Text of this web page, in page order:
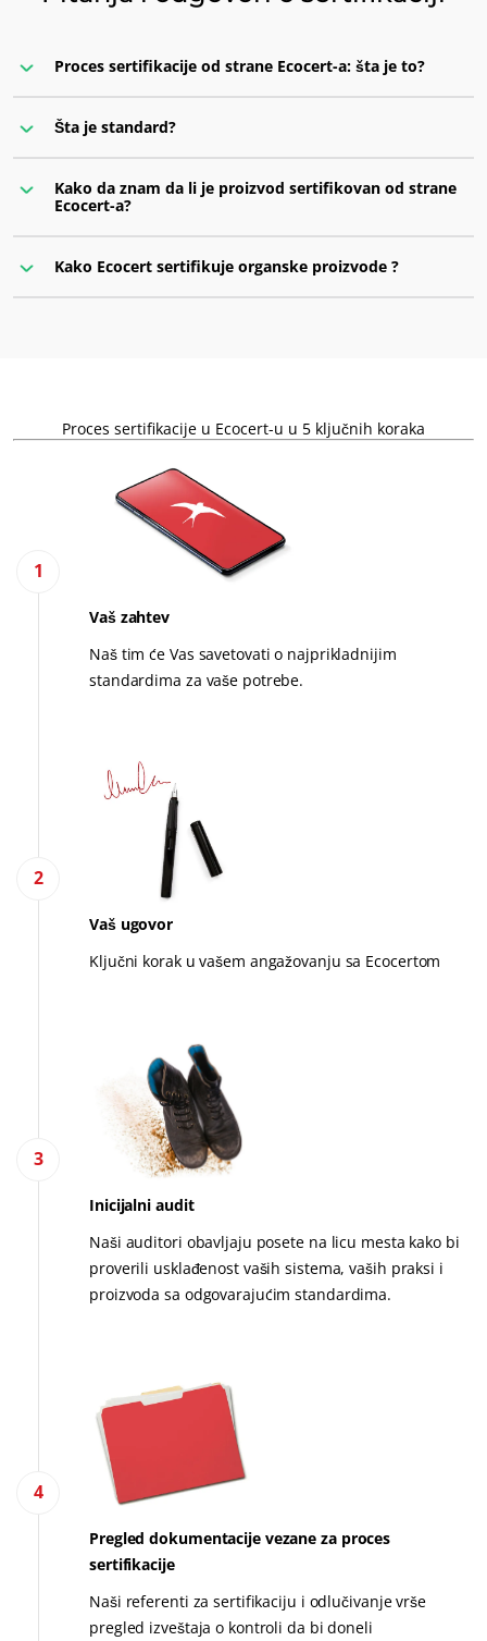
NAŠI POSLOVNI SEKTORI
Proizvodi za održavanje kuće
Одрживи материјали
Proces sertifikacije od strane Ecocert-a: šta je to?
Šta je standard?
Kako da znam da li je proizvod sertifikovan od strane
Ecocert-a?
Natpis „Sertifikovano od strane Ecocert-a“
po kojem se vrši sertifikacija
RS-ORG-154
Kako Ecocert sertifikuje organske proizvode ?
Proces sertifikacije u Ecocert-u u 5 ključnih koraka
1
Vaš zahtev
Naš tim će Vas savetovati o najprikladnijim
standardima za vaše potrebe.
2
Vaš ugovor
Ključni korak u vašem angažovanju sa Ecocertom
3
Inicijalni audit
Naši auditori obavljaju posete na licu mesta kako bi
proverili usklađenost vaših sistema, vaših praksi i
proizvoda sa odgovarajućim standardima.
4
Pregled dokumentacije vezane za proces
sertifikacije
Naši referenti za sertifikaciju i odlučivanje vrše
pregled izveštaja o kontroli da bi doneli